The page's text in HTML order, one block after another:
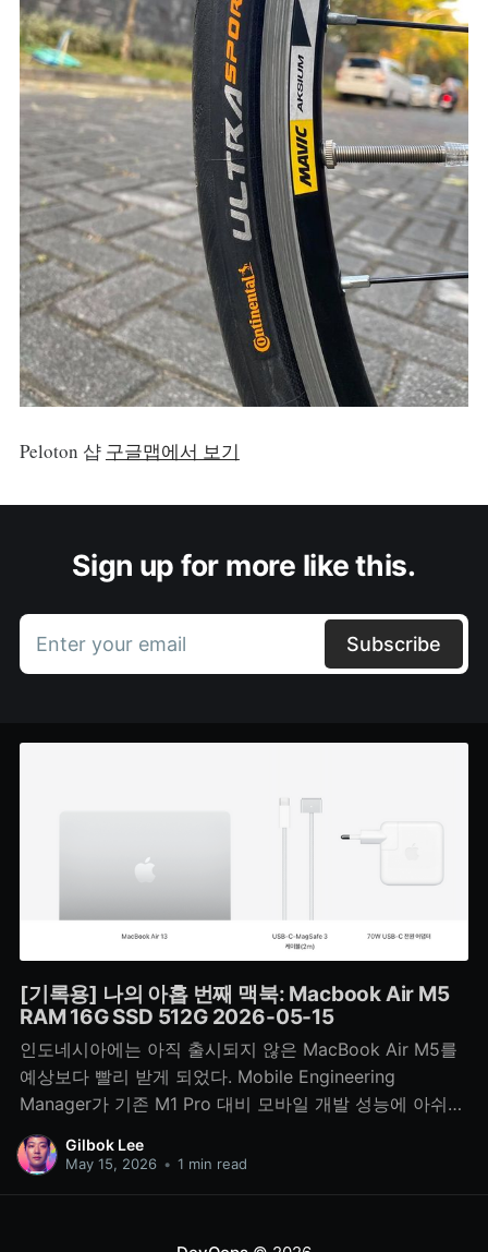
Peloton 샵 구글맵에서 보기
Sign up for more like this.
Enter your email Subscribe
[기록용] 나의 아홉 번째 맥북: Macbook Air M5
RAM 16G SSD 512G 2026-05-15
인도네시아에는 아직 출시되지 않은 MacBook Air M5를
예상보다 빨리 받게 되었다. Mobile Engineering
Manager가 기존 M1 Pro 대비 모바일 개발 성능에 아쉬움
을 느껴 반납하면서 내 차례가 앞당겨졌다. 3nm 기반 M5
와 함께 새로운 개발 환경을 시작한다.
Gilbok Lee
May 15, 2026 • 1 min read